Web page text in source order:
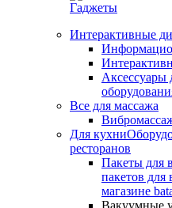
Гаджеты
Интерактивные
Аксессуары
Все для массажа
Для кухни
ресторанов
Пакеты для
пакетов для
магазине
Вакуумные